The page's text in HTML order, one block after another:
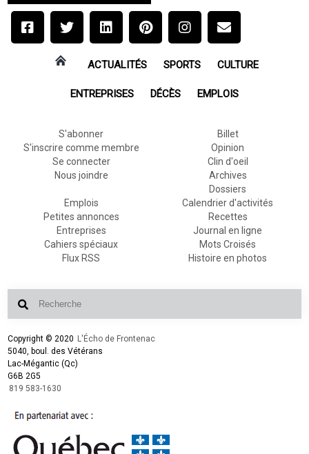
ACTUALITÉS SPORTS CULTURE
ENTREPRISES DÉCÈS EMPLOIS
S'abonner
S'inscrire comme membre
Se connecter
Nous joindre
Billet
Opinion
Clin d'oeil
Archives
Dossiers
Emplois
Petites annonces
Entreprises
Cahiers spéciaux
Flux RSS
Calendrier d'activités
Recettes
Journal en ligne
Mots Croisés
Histoire en photos
Copyright © 2020 L'Écho de Frontenac
5040, boul. des Vétérans
Lac-Mégantic (Qc)
G6B 2G5
819 583-1630